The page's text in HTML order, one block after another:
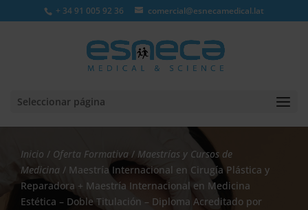
+ 34 91 005 92 36 comercial@esnecamedical.lat
Seleccionar página
Inicio / Oferta Formativa / Maestrías y Cursos de
Medicina / Maestría Internacional en Cirugía Plástica y
Reparadora + Maestría Internacional en Medicina
Estética – Doble Titulación – Diploma Acreditado por